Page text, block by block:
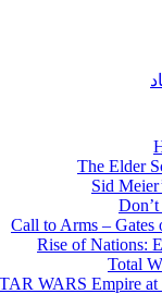
The Elder
Sid
Call to Arms –
Rise of Nations:
Total
WARS Empire